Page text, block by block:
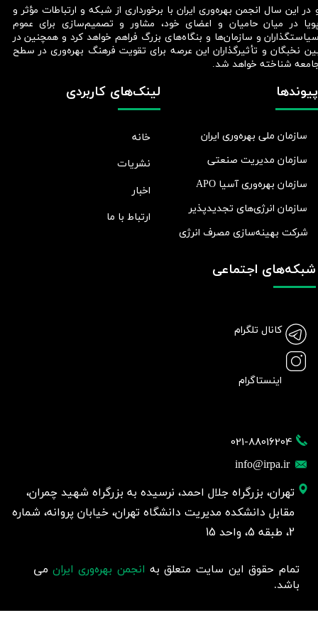
021-88016204
info@irpa.ir
تهران، بزرگراه جلال احمد، نرسیده به بزرگراه شهید چمران،
مقابل دانشکده مدیریت دانشگاه تهران، خیابان پروانه، شماره
2، طبقه 5، واحد 15
لینک‌های کاربردی
خانه
نشریات
اخبار
ارتباط با ما
پیوندها
سازمان ملی بهره‌وری ایران
سازمان مدیریت صنعتی
سازمان بهره‌وری آسیا APO
سازمان انرژی‌های تجدیدپذیر
شرکت بهينه‌سازی مصرف انرژی
شبکه‌های اجتماعی
کانال تلگرام
اینستاگرام
تمام حقوق این سایت متعلق به انجمن بهره‌وری ایران می
باشد.
در این سال انجمن بهره‌وری ایران با برخورداری از شبکه و ارتباطات مؤثر و
در میان حامیان و اعضای خود، مشاور و تصمیم‌سازی برای عموم
و سازمان‌ها و بنگاه‌های بزرگ فراهم خواهد کرد و همچنین در
نخبگان و تأثیرگذاران این عرصه برای تقویت فرهنگ بهره‌وری در سطح
شناخته خواهد شد.​​​​​​​